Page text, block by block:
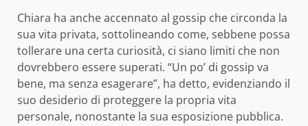
Chiara ha anche accennato al gossip che circonda la
sua vita privata, sottolineando come, sebbene possa
tollerare una certa curiosità, ci siano limiti che non
dovrebbero essere superati. “Un po’ di gossip va
bene, ma senza esagerare”, ha detto, evidenziando il
suo desiderio di proteggere la propria vita
personale, nonostante la sua esposizione pubblica.